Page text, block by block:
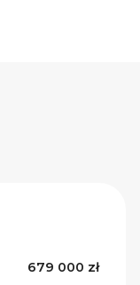
679 000 zł